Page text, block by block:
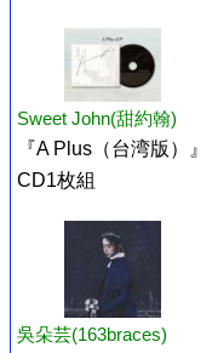
Sweet John(甜約翰)
『A Plus（台湾版）』
CD1枚組
吳朵芸(163braces)